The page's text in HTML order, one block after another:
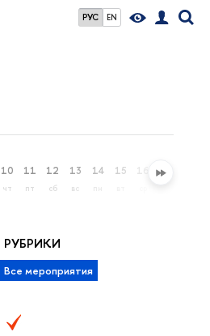
РУС EN
10
чт
11
пт
12
сб
13
вс
14 15 16 17
РУБРИКИ
Все мероприятия